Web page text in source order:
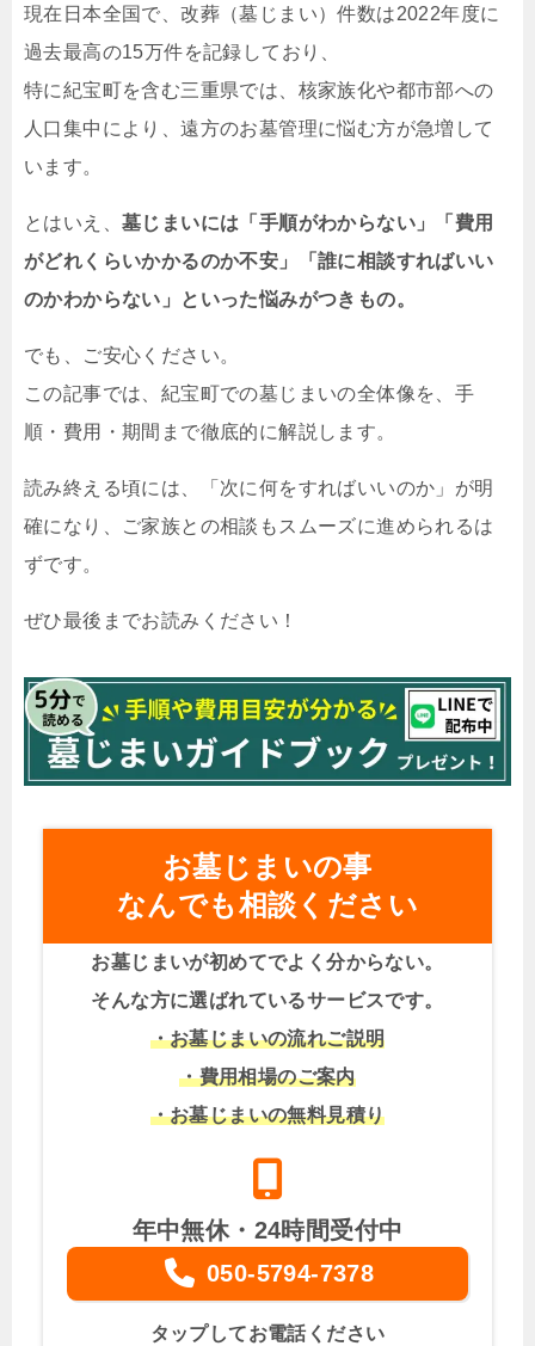
現在日本全国で、改葬（墓じまい）件数は2022年度に
過去最高の15万件を記録しており、
特に紀宝町を含む三重県では、核家族化や都市部への
人口集中により、遠方のお墓管理に悩む方が急増して
います。
とはいえ、 墓じまいには「手順がわからない」「費用
がどれくらいかかるのか不安」「誰に相談すればいい
のかわからない」といった悩みがつきもの。
でも、ご安心ください。
この記事では、紀宝町での墓じまいの全体像を、手
順・費用・期間まで徹底的に解説します。
読み終える頃には、「次に何をすればいいのか」が明
確になり、ご家族との相談もスムーズに進められるは
ずです。
ぜひ最後までお読みください！
お墓じまいの事
なんでも相談ください
お墓じまいが初めてでよく分からない。
そんな方に選ばれているサービスです。
・お墓じまいの流れご説明
・費用相場のご案内
・お墓じまいの無料見積り
年中無休・24時間受付中
050-5794-7378
タップしてお電話ください